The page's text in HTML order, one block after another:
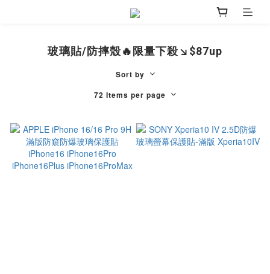
玻璃貼/防摔殼🔥限量下殺↘︎$87up
Sort by
72 Items per page